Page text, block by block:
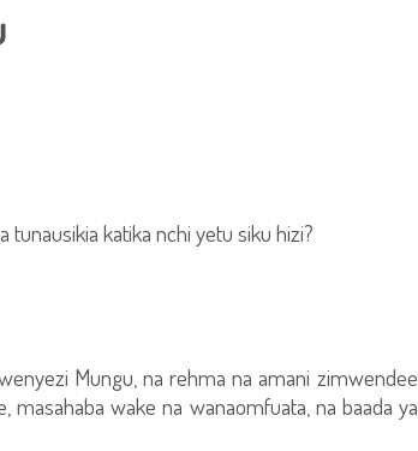
katika nchi yetu siku hizi?
Mungu, na rehma na amani zimwendee
wake na wanaomfuata, na baada ya